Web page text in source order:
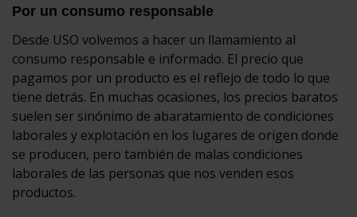
Por un consumo responsable
Desde USO volvemos a hacer un llamamiento al
consumo responsable e informado. El precio que
pagamos por un producto es el reflejo de todo lo que
tiene detrás. En muchas ocasiones, los precios baratos
suelen ser sinónimo de abaratamiento de condiciones
laborales y explotación en los lugares de origen donde
se producen, pero también de malas condiciones
laborales de las personas que nos venden esos
productos.